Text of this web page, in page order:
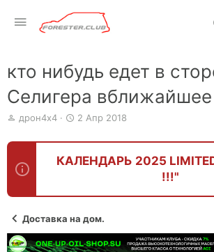
кто нибудь едет в
Селигера
А
т
р
т
ы
дрон4х4
Д
т
а
н
л
2 Апр 2018
КАЛЕНДАРЬ 2025
!!!"
Доставка на дом.